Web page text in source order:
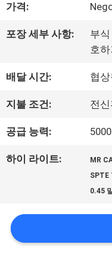
소
개
공
장
여
행
품
질
가격:
포장 세부 사항:
부
호
배달 시간: 협
지불 조건: 전
공급 능력:
하이 라이트: MR
SPTE
0.45